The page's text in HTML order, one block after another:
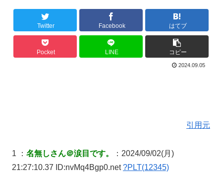
Twitter Facebook はてブ
Pocket LINE コピー
2024.09.05
引用元
1 ： 名無しさん＠涙目です。
：2024/09/02(月)
21:27:10.37 ID:nvMq4Bgp0.net?PLT(12345)